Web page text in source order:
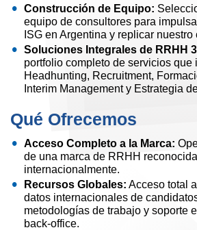
Construcción de Equipo:
equipo de consultores para
ISG en Argentina y replicar
Soluciones Integrales de RRHH
portfolio completo de servicios que
Headhunting, Recruitment,
Interim Management y Estrategia
Qué Ofrecemos
Acceso Completo a la Marca:
de una marca de RRHH reconocida
internacionalmente.
Recursos Globales: Acceso total
datos internacionales de
metodologías de trabajo y soporte
back-office.